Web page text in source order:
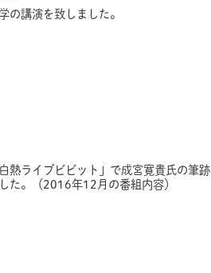
の講演を致しました。
熱ライブビビット」で成宮寛貴氏の筆跡
た。（2016年12月の番組内容）